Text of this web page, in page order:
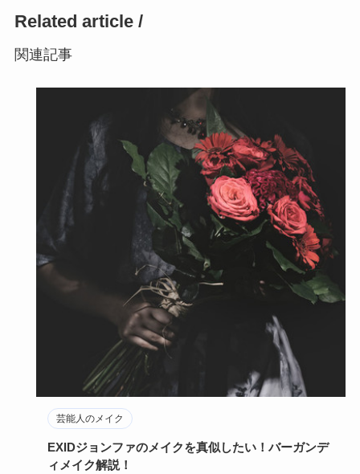
Related article /
関連記事
芸能人のメイク
EXIDジョンファのメイクを真似したい！バーガンデ
ィメイク解説！